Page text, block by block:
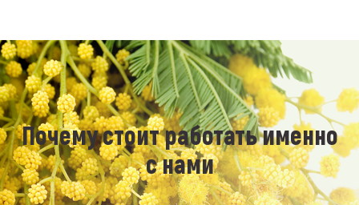
Почему стоит работать именно
с нами